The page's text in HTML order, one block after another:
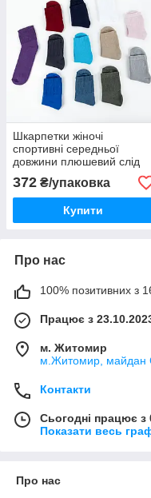
Шкарпетки жіночі
спортивні середньої
довжини плюшевий слід
372 ₴/упаковка
Купити
Про нас
100% позитивних з 16
Працює з
м. Житомир
м.Житомир, майдан
Контакти
Сьогодні працює з
Показати весь
Про нас